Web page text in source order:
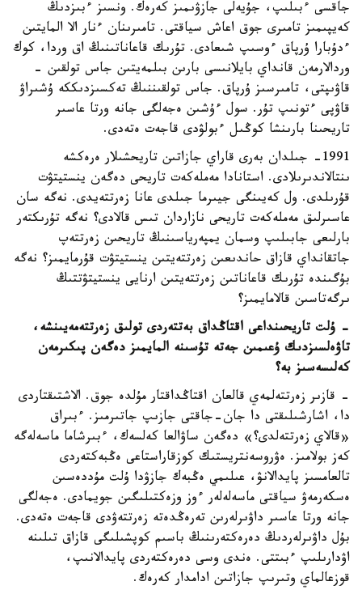
جاقسى ءبىلىپ، جۇيەلى جازۋىمىز كەرەك. ونسىز ءبىزدىڭ
كەيپىمىز تامىرى جوق اعاش سياقتى. تامىرىنان ءنار الا المايتىن
ءدۇبارا ۇرپاق ءوسىپ شىعادى. تۇرىك قاعاناتىنىڭ اق وردا، كوك
وردالارمەن قانداي بايلانىسى بارىن بىلمەيتىن جاس تولقىن -
قاۋىپتى، تامىرسىز ۇرپاق. جاس تولقىننىڭ تەكسىزدىككە ۇشىراۋ
قاۋپى ءتونىپ تۇر. سول ءۇشىن ەجەلگى جانە ورتا عاسىر
تاريحىنا بارىنشا كوڭىل ءبولۋدى قاجەت ەتەدى.
1991- جىلدان بەرى قاراي جازاتىن تاريحشىلار ەرەكشە
ىنتالاندىرىلادى. استانادا مەملەكەت تاريحى دەگەن ينستيتۋت
قۇرىلدى. ول كەيىنگى جيىرما جىلدى عانا زەرتتەيدى. نەگە سان
عاسىرلىق مەملەكەت تاريحى نازاردان تىس قالادى؟ نەگە تۇرىكتەر
بارلىعى جابىلىپ وسمان يمپەرياسىنىڭ تاريحىن زەرتتەپ
جاتقانداي قازاق حاندىعىن زەرتتەيتىن ينستيتۋت قۇرمايمىز؟ نەگە
بۇگىندە تۇرىك قاعاناتىن زەرتتەيتىن ارنايى ينستيتۋتتىڭ
ىرگەتاسىن قالامايمىز؟
- ۇلت تاريحىنداعى اقتاڭداق بەتتەردى تولىق زەرتتەمەيىنشە،
تاۋەلسىزدىك ۇعىمىن جەتە تۇسىنە المايمىز دەگەن پىكىرمەن
كەلىسەسىز بە؟
- قازىر زەرتتەلمەي قالعان اقتاڭداقتار مۇلدە جوق. الاشتىقتاردى
دا، اشارشىلىقتى دا جان-جاقتى جازىپ جاتىرمىز. ءبىراق
«قالاي زەرتتەلدى؟» دەگەن ساۋالعا كەلسەك، ءبىرشاما ماسەلەگە
كەز بولامىز. ەۋروسەنتريستىك كوزقاراستاعى ەڭبەكتەردى
تالعامسىز پايدالانۋ، عىلىمي ەڭبەك جازۋدا ۇلت مۇددەسىن
ەسكەرمەۋ سياقتى ماسەلەلەر ءوز وزەكتىلىگىن جويمادى. ەجەلگى
جانە ورتا عاسىر داۋىرلەرىن تەرەڭدەتە زەرتتەۋدى قاجەت ەتەدى.
بۇل داۋىرلەردىڭ دەرەكتەرىنىڭ باسىم كوپشىلىگى قازاق تىلىنە
اۋدارىلىپ ءبىتتى. ەندى وسى دەرەكتەردى پايدالانىپ،
قوزعالماي وتىرىپ جازاتىن ادامدار كەرەك.